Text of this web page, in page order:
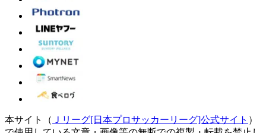
本サイト（ Ｊリーグ[日本プロサッカーリーグ]公式サイト ）